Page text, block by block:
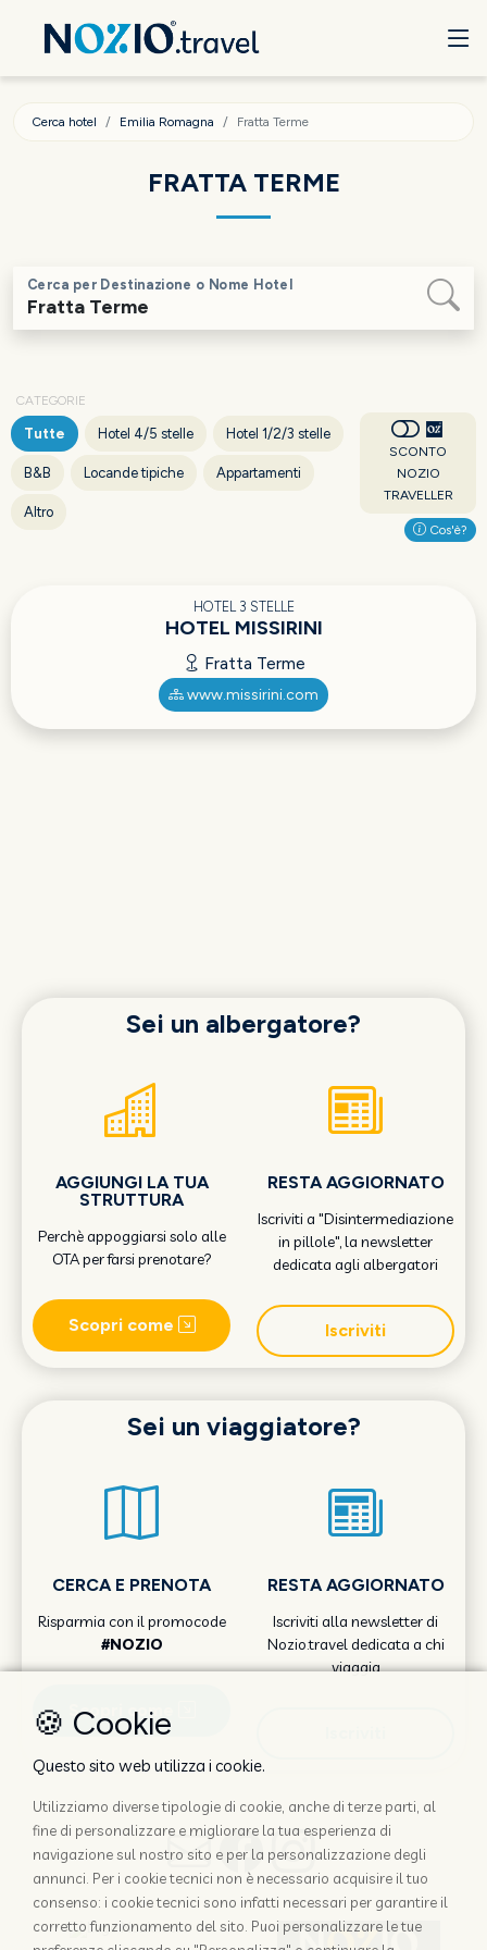
Cerca hotel Emilia Romagna Fratta Terme
FRATTA TERME
Cerca per Destinazione o Nome Hotel
CATEGORIE
Tutte Hotel 4/5 stelle Hotel 1/2/3 stelle
B&B Locande tipiche Appartamenti
Altro
SCONTO
NOZIO
TRAVELLER
Cos'è?
HOTEL 3 STELLE
HOTEL MISSIRINI
Fratta Terme
www.missirini.com
Sei un albergatore?
AGGIUNGI LA TUA
STRUTTURA
Perchè appoggiarsi solo alle
OTA per farsi prenotare?
Scopri come
RESTA AGGIORNATO
Iscriviti a "Disintermediazione
in pillole", la newsletter
dedicata agli albergatori
Iscriviti
Sei un viaggiatore?
CERCA E PRENOTA
Risparmia con il promocode
#NOZIO
Scopri come
RESTA AGGIORNATO
Iscriviti alla newsletter di
Nozio.travel dedicata a chi
viaggia
🍪 Cookie
Questo sito web utilizza i cookie.
Utilizziamo diverse tipologie di cookie, anche di terze parti, al
fine di personalizzare e migliorare la tua esperienza di
navigazione sul nostro sito e per la personalizzazione degli
annunci. Per i cookie tecnici non è necessario acquisire il tuo
consenso: i cookie tecnici sono infatti necessari per garantire il
corretto funzionamento del sito. Puoi personalizzare le tue